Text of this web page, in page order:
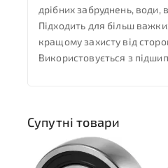
дрібних забруднень, води,
Підходить для більш
кращому захисту від
Використовується з
Супутні товари